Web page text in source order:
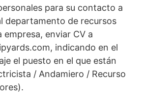
para su contacto a
departamento de recursos
empresa, enviar CV a
indicando en el
el puesto en el que están
/ Andamiero / Recurso